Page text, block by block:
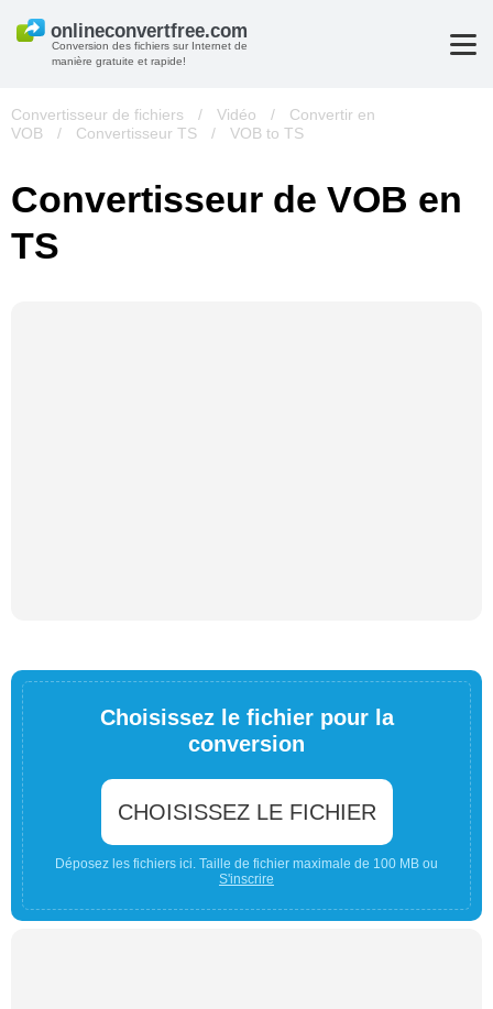
Conversion des fichiers sur Internet de
manière gratuite et rapide!
Convertisseur de fichiers / Vidéo /
Convertir en
VOB
/ Convertisseur TS / VOB to TS
Convertisseur de VOB en
TS
Choisissez le fichier pour la
conversion
CHOISISSEZ LE FICHIER
Déposez les fichiers ici. Taille de fichier maximale de 100 MB ou
S'inscrire